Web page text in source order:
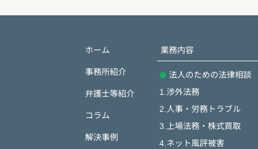
ホーム
事務所紹介
弁護士等紹介
コラム
解決事例
業務内容
法人のための法律相談
1.渉外法務
2.人事・労務トラブル
3.上場法務・株式買取
4.ネット風評被害